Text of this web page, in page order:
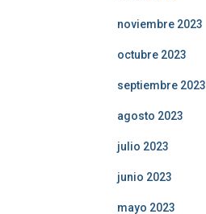
noviembre 2023
octubre 2023
septiembre 2023
agosto 2023
julio 2023
junio 2023
mayo 2023